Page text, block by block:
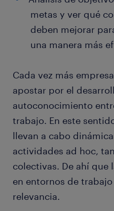
metas y ver qué
deben mejorar
una manera más
Cada vez más
apostar por el
autoconocimiento
trabajo. En este
llevan a cabo
actividades ad hoc,
colectivas. De ahí
en entornos de
relevancia.